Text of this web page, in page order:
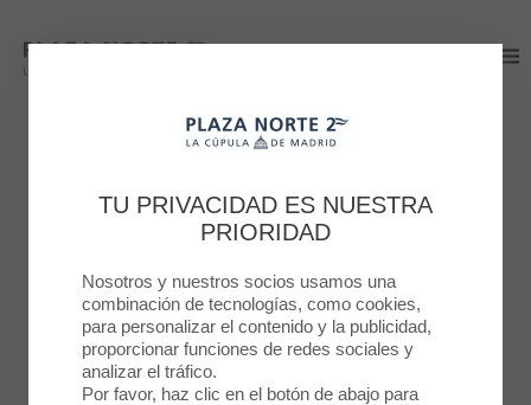
VIVE LA EXPERIENCIA
FUNKO
18 SEPT. 2025
TU PRIVACIDAD ES NUESTRA
PRIORIDAD
Nosotros y nuestros socios usamos una
combinación de tecnologías, como cookies,
para personalizar el contenido y la publicidad,
proporcionar funciones de redes sociales y
analizar el tráfico.
Por favor, haz clic en el botón de abajo para